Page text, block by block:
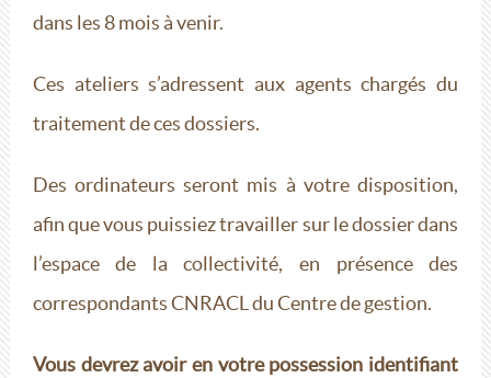
dans les 8 mois à venir.
Ces ateliers s’adressent aux agents chargés du
traitement de ces dossiers.
Des ordinateurs seront mis à votre disposition,
afin que vous puissiez travailler sur le dossier dans
l’espace de la collectivité, en présence des
correspondants CNRACL du Centre de gestion.
Vous devrez avoir en votre possession identifiant